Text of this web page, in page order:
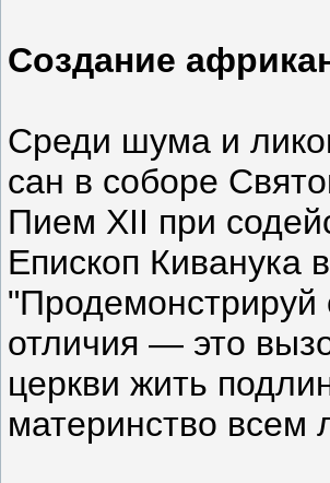
Создание
Среди шума и
сан в соборе
Пием XII при
Епископ Киванука
"Продемонстрируй
отличия — это
церкви жить
материнство всем